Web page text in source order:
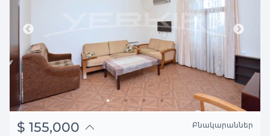
$ 155,000
֏ 60,450,000
Բնակարաններ